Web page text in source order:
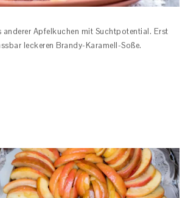
anderer Apfelkuchen mit Suchtpotential. Erst
leckeren Brandy-Karamell-Soße.